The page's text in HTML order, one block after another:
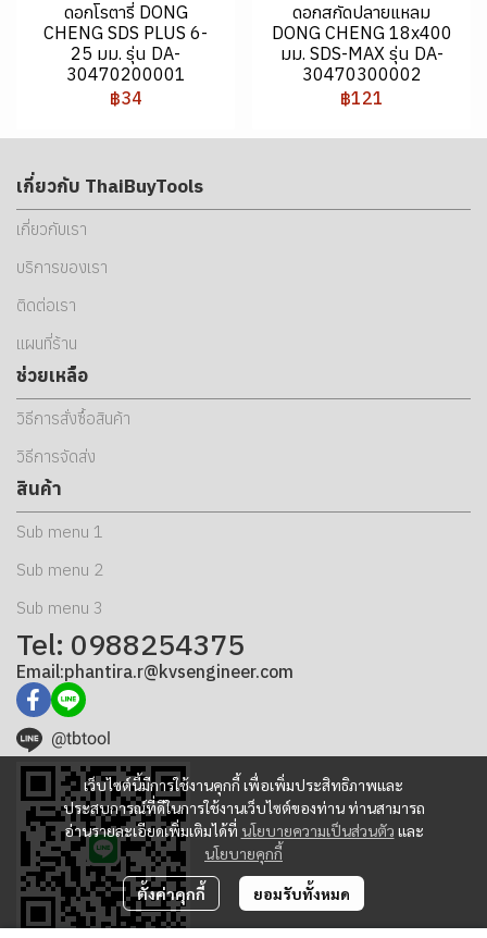
ดอกโรตารี่ DONG
CHENG SDS PLUS 6-
25 มม. รุ่น DA-
30470200001
฿34
ดอกสกัดปลายแหลม
DONG CHENG 18x400
มม. SDS-MAX รุ่น DA-
30470300002
฿121
เว็บไซต์นี้มีการใช้งานคุกกี้ เพื่อเพิ่มประสิทธิภาพและ
ประสบการณ์ที่ดีในการใช้งานเว็บไซต์ของท่าน ท่านสามารถ
อ่านรายละเอียดเพิ่มเติมได้ที่ นโยบายความเป็นส่วนตัว และ
นโยบายคุกกี้
ตั้งค่าคุกกี้ ยอมรับทั้งหมด
เกี่ยวกับ ThaiBuyTools
เกี่ยวกับเรา
บริการของเรา
ติดต่อเรา
แผนที่ร้าน
ช่วยเหลือ
วิธีการสั่งซื้อสินค้า
วิธีการจัดส่ง
สินค้า
Sub menu 1
Sub menu 2
Sub menu 3
Tel: 0988254375
Email:phantira.r@kvsengineer.com
@tbtool